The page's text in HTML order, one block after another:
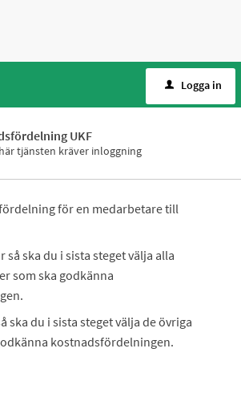
Logga in
UKF
tjänsten kräver inloggning
för en medarbetare till
ska du i sista steget välja alla
som ska godkänna
ska du i sista steget välja de övriga
kostnadsfördelningen.